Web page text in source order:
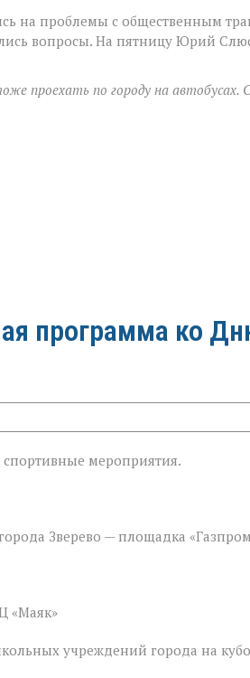
на проблемы с общественным
вопросы. На пятницу Юрий
проехать по городу на автобусах.
программа ко
спортивные мероприятия.
Зверево — площадка
«Маяк»
учреждений города на